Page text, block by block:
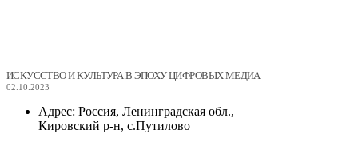
ИСКУССТВО И КУЛЬТУРА В ЭПОХУ ЦИФРОВЫХ МЕДИА
02.10.2023
Адрес: Россия, Ленинградская обл.,
Кировский р-н, с.Путилово